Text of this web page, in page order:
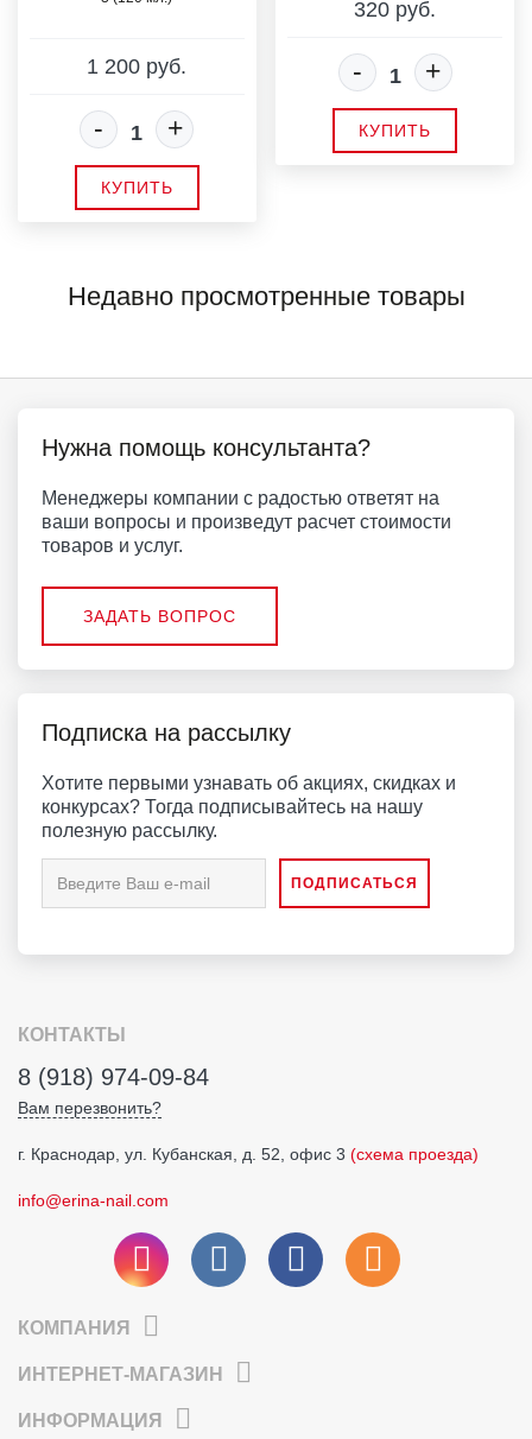
1 200 руб.
- +
КУПИТЬ
320 руб.
- +
КУПИТЬ
Недавно просмотренные товары
Нужна помощь консультанта?
Менеджеры компании с радостью ответят на
ваши вопросы и произведут расчет стоимости
товаров и услуг.
ЗАДАТЬ ВОПРОС
Подписка на рассылку
Хотите первыми узнавать об акциях, скидках и
конкурсах? Тогда подписывайтесь на нашу
полезную рассылку.
КОНТАКТЫ
8 (918) 974-09-84
Вам перезвонить?
г. Краснодар, ул. Кубанская, д. 52, офис 3 (схема проезда)
info@erina-nail.com
КОМПАНИЯ
ИНТЕРНЕТ-МАГАЗИН
ИНФОРМАЦИЯ